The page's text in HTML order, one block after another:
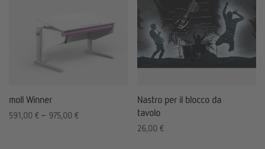
moll Winner
591,00 € – 975,00 €
Nastro per il blocco da
tavolo
26,00 €